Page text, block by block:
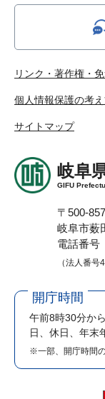
リンク・著作権・
個人情報保護の考
サイトマップ
岐阜
GIFU
〒500-
岐阜市薮
電話番号
（法人番号
開庁時間
午前8時30分か
日、休日、年末
※一部、開庁時間